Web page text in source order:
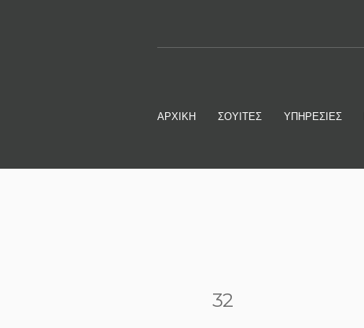
ΑΡΧΙΚΗ ΣΟΥΙΤΕΣ ΥΠΗΡΕΣΙΕΣ
32